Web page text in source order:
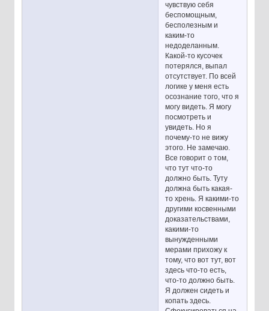
чувствую себя
беспомощным,
бесполезным и
каким-то
недоделанным.
Какой-то кусочек
потерялся, выпал
отсутствует. По всей
логике у меня есть
осознание того, что я
могу видеть. Я могу
посмотреть и
увидеть. Но я
почему-то не вижу
этого. Не замечаю.
Все говорит о том,
что тут что-то
должно быть. Туту
должна быть какая-
то хрень. Я какими-то
другими косвенными
доказательствами,
какими-то
вынужденными
мерами прихожу к
тому, что вот тут, вот
здесь что-то есть,
что-то должно быть.
Я должен сидеть и
копать здесь.